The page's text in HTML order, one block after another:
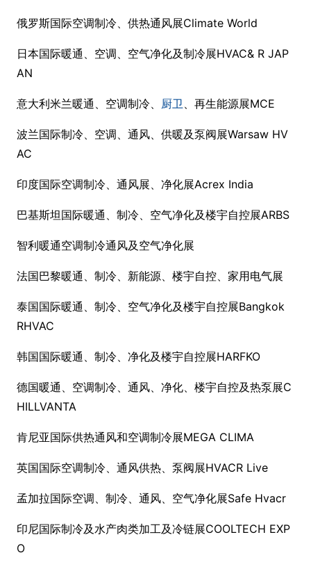
俄罗斯国际空调制冷、供热通风展Climate World
日本国际暖通、空调、空气净化及制冷展HVAC& R JAP
AN
意大利米兰暖通、空调制冷、 厨卫、再生能源展MCE
波兰国际制冷、空调、通风、供暖及泵阀展Warsaw HV
AC
印度国际空调制冷、通风展、净化展Acrex India
巴基斯坦国际暖通、制冷、空气净化及楼宇自控展ARBS
智利暖通空调制冷通风及空气净化展
法国巴黎暖通、制冷、新能源、楼宇自控、家用电气展
泰国国际暖通、制冷、空气净化及楼宇自控展Bangkok
RHVAC
韩国国际暖通、制冷、净化及楼宇自控展HARFKO
德国暖通、空调制冷、通风、净化、楼宇自控及热泵展C
HILLVANTA
肯尼亚国际供热通风和空调制冷展MEGA CLIMA
英国国际空调制冷、通风供热、泵阀展HVACR Live
孟加拉国际空调、制冷、通风、空气净化展Safe Hvacr
印尼国际制冷及水产肉类加工及冷链展COOLTECH EXP
O